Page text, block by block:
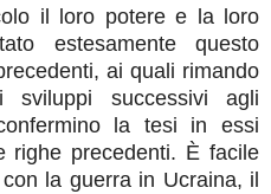
il loro potere e la loro
estesamente questo
ai quali rimando
successivi agli
la tesi in essi
righe precedenti. È facile
la guerra in Ucraina, il